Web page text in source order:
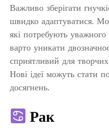
Важливо зберігати
швидко адаптуватися.
які потребують уважного
варто уникати
сприятливий для
Нові ідеї можуть стати
досягнень.
Рак